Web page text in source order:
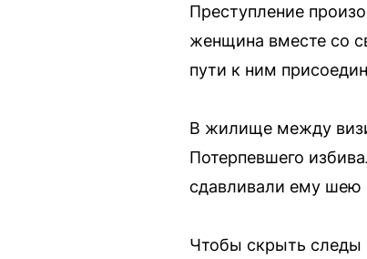
Преступление
женщина вместе со
пути к ним
В жилище между
Потерпевшего
сдавливали ему шею
Чтобы скрыть следы